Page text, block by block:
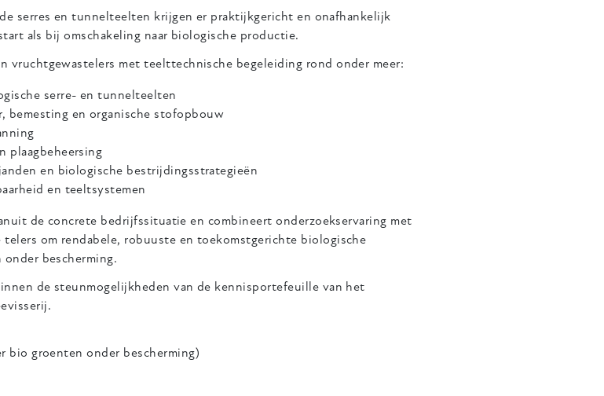
serres en tunnelteelten krijgen er praktijkgericht en onafhankelijk
als bij omschakeling naar biologische productie.
vruchtgewastelers met teelttechnische begeleiding rond onder meer:
serre- en tunnelteelten
bemesting en organische stofopbouw
plaagbeheersing
en biologische bestrijdingsstrategieën
en teeltsystemen
de concrete bedrijfssituatie en combineert onderzoekservaring met
telers om rendabele, robuuste en toekomstgerichte biologische
bescherming.
de steunmogelijkheden van de kennisportefeuille van het
bio groenten onder bescherming)